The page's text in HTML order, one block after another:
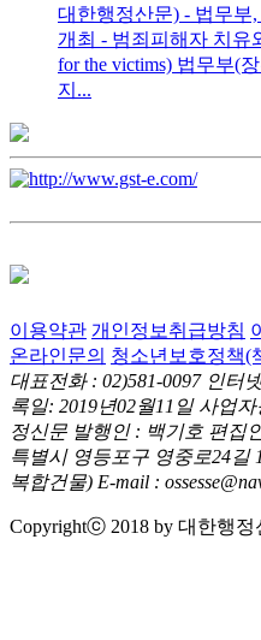
대한행정산문) - 법무부
개최 - 범죄피해자 치유
for the victims) 법무부(
지...
이용약관 개인정보취급방침
온라인문의 청소년보호정책(
대표전화 : 02)581-0097 인터
록일: 2019년02월11일 사업자
정신문 발행인 : 백기호 편집
특별시 영등포구 영중로24길
복합건물) E-mail :
Copyrightⓒ 2018 by 대한행정